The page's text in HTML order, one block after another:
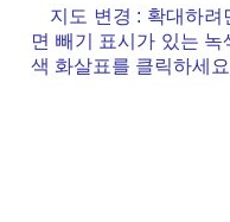
지도 변경 : 확대하려
면 빼기 표시가 있는
색 화살표를 클릭하세